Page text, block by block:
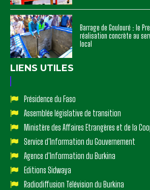
Barrage de Goulouré : le
réalisation concrète au
local
LIENS UTILES
Présidence du Faso
Assemblée législative de transition
Ministère des Affaires Etrangères et de la
Service d'Information du Gouvernement
Agence d'Information du Burkina
Editions Sidwaya
Radiodiffusion Télévision du Burkina